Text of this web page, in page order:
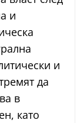
и
и
да
в
като